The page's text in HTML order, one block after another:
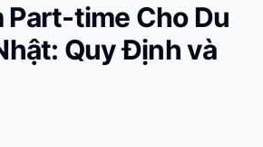
Part-time Cho Du
Quy Định và